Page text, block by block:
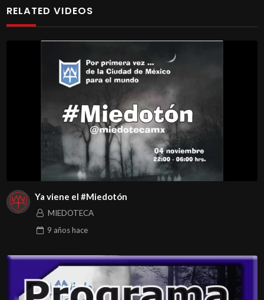
RELATED VIDEOS
Ya viene el #Miedotón
MIEDOTECA
9 añoshace